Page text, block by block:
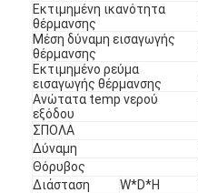
Εκτιμημένη ικανότητα
θέρμανσης
Μέση δύναμη εισαγωγής
θέρμανσης
Εκτιμημένο ρεύμα
εισαγωγής θέρμανσης
Ανώτατα temp νερού
εξόδου
ΣΠΟΛΑ
Δύναμη
Θόρυβος
Διάσταση
W*D*H